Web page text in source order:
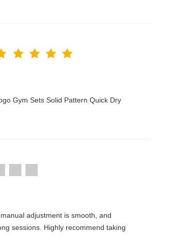
Gym Sets Solid Pattern Quick Dry
adjustment is smooth, and
sessions. Highly recommend taking